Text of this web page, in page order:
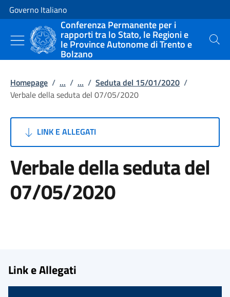
Vai al contenuto
Vai alla navigazione del sito
Governo Italiano
Conferenza Permanente per i
rapporti tra lo Stato, le Regioni e
le Province Autonome di Trento e
Bolzano
Cerca
Homepage / ... / ... / Seduta del 15/01/2020 /
Verbale della seduta del 07/05/2020
LINK E ALLEGATI
Verbale della seduta del
07/05/2020
Link e Allegati